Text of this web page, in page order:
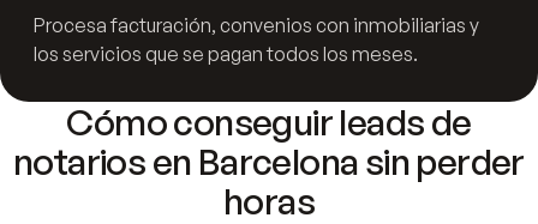
Procesa facturación, convenios con inmobiliarias y
los servicios que se pagan todos los meses.
Cómo conseguir leads de
notarios en Barcelona sin perder
horas